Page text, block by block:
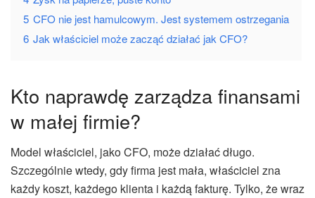
5 CFO nie jest hamulcowym. Jest systemem ostrzegania
6 Jak właściciel może zacząć działać jak CFO?
Kto naprawdę zarządza finansami
w małej firmie?
Model właściciel, jako CFO, może działać długo.
Szczególnie wtedy, gdy firma jest mała, właściciel zna
każdy koszt, każdego klienta i każdą fakturę. Tylko, że wraz